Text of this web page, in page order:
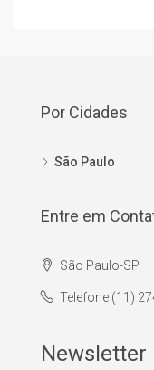
Por Cidades
São Paulo
Entre em
São Paulo-SP
Telefone (11)
Newsletter